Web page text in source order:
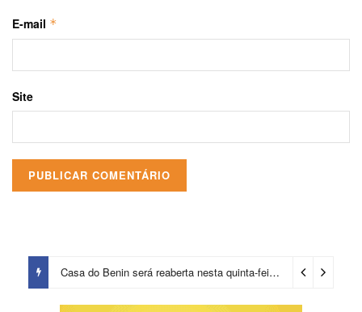
E-mail *
Site
Casa do Benin será reaberta nesta quinta-feira (6) 23 horas ago